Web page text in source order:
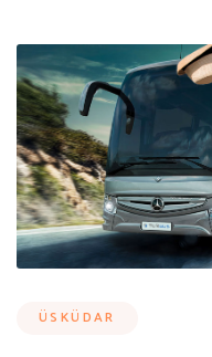
ÜSKÜDAR